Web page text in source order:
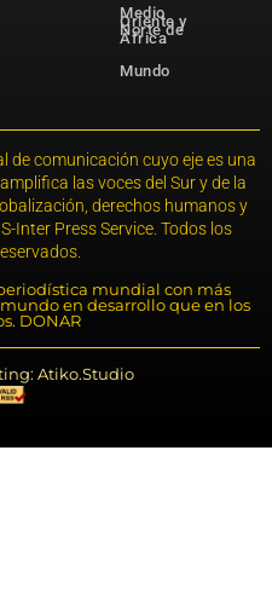
Medio
Oriente y
Norte de
África
Mundo
de comunicación cuyo eje es una
las voces del Sur y de la
derechos humanos y
Inter Press Service. Todos los
mundial con más
en desarrollo que en los
DONAR
Atiko.Studio